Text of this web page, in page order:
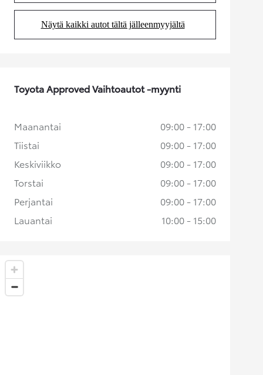
Näytä kaikki autot tältä jälleenmyyjältä
(Aukeaa uudessa välilehdessä)
Toyota Approved Vaihtoautot -myynti
Maanantai
09:00 - 17:00
Tiistai
09:00 - 17:00
Keskiviikko
09:00 - 17:00
Torstai
09:00 - 17:00
Perjantai
09:00 - 17:00
Lauantai
10:00 - 15:00